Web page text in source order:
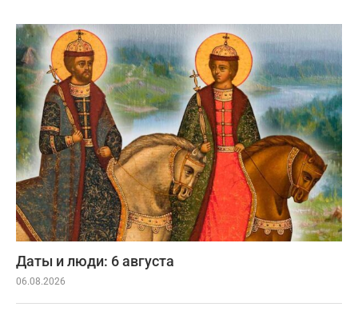
Даты и люди: 6 августа
06.08.2026